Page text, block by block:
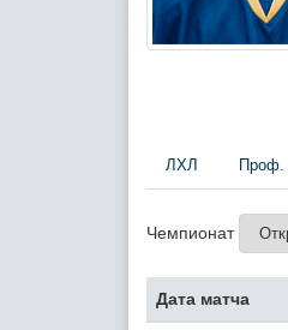
ЛХЛ Проф.
Чемпионат
Дата матча